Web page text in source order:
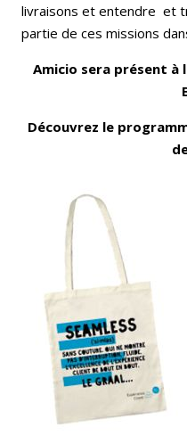
livraisons et entendre et
partie de ces missions
Amicio sera présent à
Découvrez le